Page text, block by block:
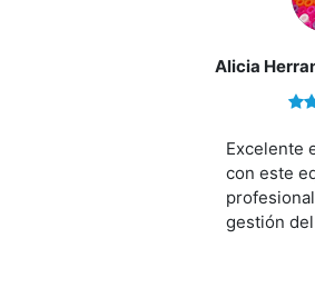
Alicia
Excelente
con este
gestión